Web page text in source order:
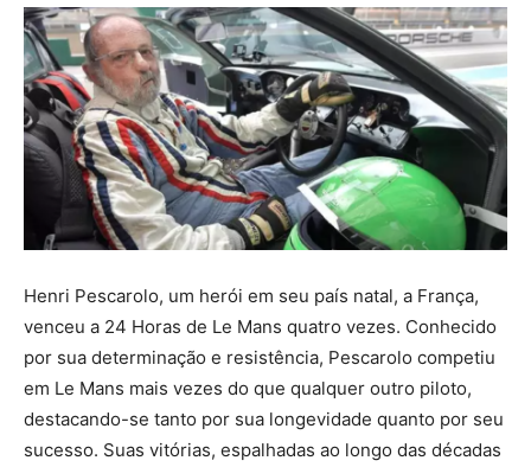
Henri Pescarolo, um herói em seu país natal, a França,
venceu a 24 Horas de Le Mans quatro vezes. Conhecido
por sua determinação e resistência, Pescarolo competiu
em Le Mans mais vezes do que qualquer outro piloto,
destacando-se tanto por sua longevidade quanto por seu
sucesso. Suas vitórias, espalhadas ao longo das décadas